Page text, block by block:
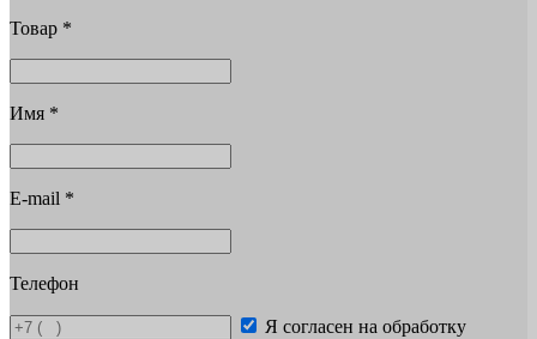
Товар *
Имя *
E-mail *
Телефон
Я согласен на обработку